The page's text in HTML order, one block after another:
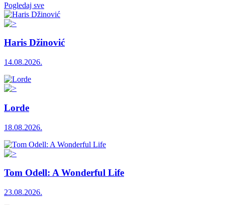
Pogledaj sve
Haris Džinović
14.08.2026.
Lorde
18.08.2026.
Tom Odell: A Wonderful Life
23.08.2026.